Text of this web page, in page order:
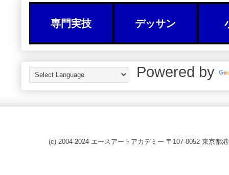
専門実技 デッサン
Powered by
(c) 2004-2024 エースアートアカデミー 〒107-0052 東京都